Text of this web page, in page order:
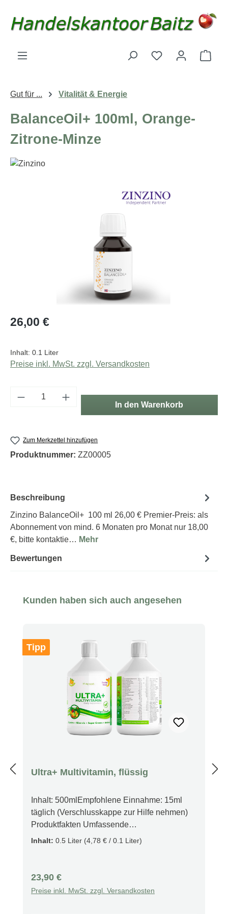
Du hast 0
Gut für ... Vitalität & Energie
BalanceOil+ 100ml, Orange-
Zitrone-Minze
Regulärer Preis:
26,00 €
Inhalt: 0.1 Liter
Preise inkl. MwSt. zzgl. Versandkosten
Produkt Anzahl: Gib den gewünschten
In den Warenkorb
Zum Merkzettel hinzufügen
Produktnummer: ZZ00005
Beschreibung
Zinzino BalanceOil+ 100 ml 26,00 € Premier-Preis: als
Abonnement von mind. 6 Monaten pro Monat nur 18,00
€, bitte kontaktie… Mehr
Bewertungen
Produktgalerie überspringen
Kunden haben sich auch angesehen
Tipp
Ultra+ Multivitamin, flüssig
Inhalt: 500mlEmpfohlene Einnahme: 15ml
täglich (Verschlusskappe zur Hilfe nehmen)
Produktfakten Umfassende
Nährstoffkombination Schnelle Wirkung Herz-
Nervesystem-Gesundheit Flüssige Form (bei
Inhalt: 0.5 Liter (4,78 € / 0.1 Liter)
Regulärer Preis:
23,90 €
Preise inkl. MwSt. zzgl. Versandkosten